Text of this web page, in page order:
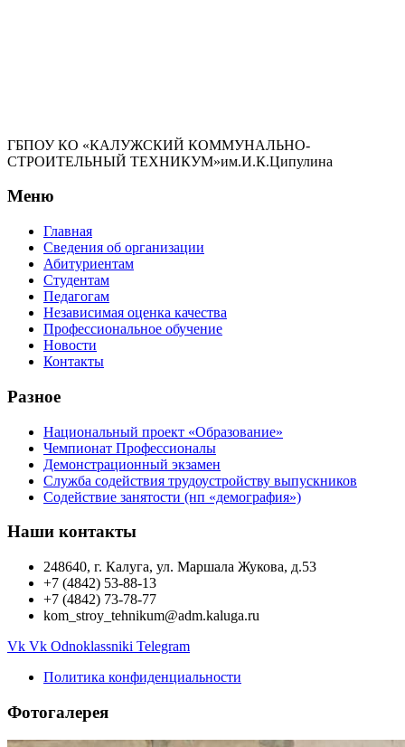
ГБПОУ КО «КАЛУЖСКИЙ КОММУНАЛЬНО-
СТРОИТЕЛЬНЫЙ ТЕХНИКУМ»им.И.К.Ципулина
Меню
Главная
Сведения об организации
Абитуриентам
Студентам
Педагогам
Независимая оценка качества
Профессиональное обучение
Новости
Контакты
Разное
Национальный проект «Образование»
Чемпионат Профессионалы
Демонстрационный экзамен
Служба содействия трудоустройству выпускников
Содействие занятости (нп «демография»)
Наши контакты
248640, г. Калуга, ул. Маршала Жукова, д.53
+7 (4842) 53-88-13
+7 (4842) 73-78-77
kom_stroy_tehnikum@adm.kaluga.ru
Vk Vk Odnoklassniki Telegram
Политика конфиденциальности
Фотогалерея